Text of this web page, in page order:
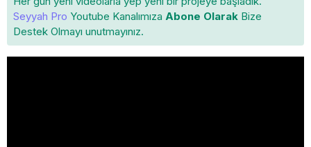
Seyyah Pro Youtube Kanalımıza Abone Olarak Bize
Destek Olmayı unutmayınız.